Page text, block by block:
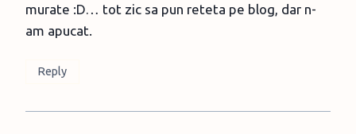
murate :D… tot zic sa pun reteta pe blog, dar n-
am apucat.
Reply